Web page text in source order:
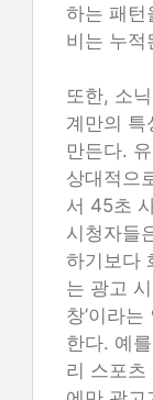
하는 패턴
비는 누적
또한, 소
계만의 특
만든다.
상대적으
서 45초
시청자들
하기보다
는 광고
창’이라
한다. 예
리 스포츠